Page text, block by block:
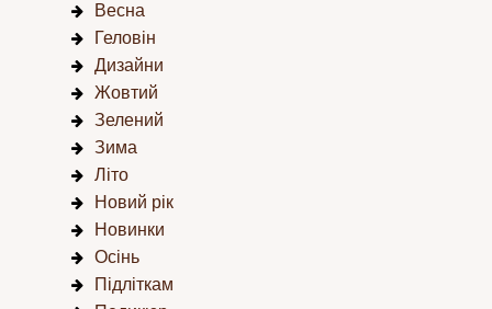
Весна
Геловін
Дизайни
Жовтий
Зелений
Зима
Літо
Новий рік
Новинки
Осінь
Підліткам